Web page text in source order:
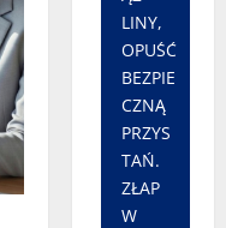
LINY,
OPUŚĆ
BEZPIE
CZNĄ
PRZYS
TAŃ.
ZŁAP
W